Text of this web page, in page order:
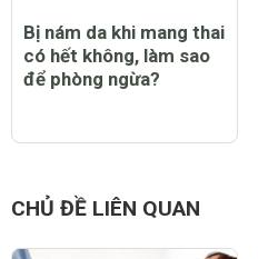
Bị nám da khi mang thai
có hết không, làm sao
để phòng ngừa?
CHỦ ĐỀ LIÊN QUAN